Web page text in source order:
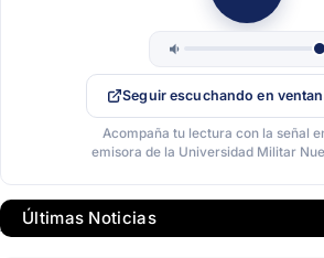
Seguir escuchando en
Acompaña tu lectura con la señal
emisora de la Universidad Militar
Últimas Noticias